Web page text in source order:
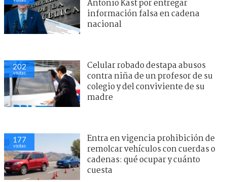
Antonio Kast por entregar
información falsa en cadena
nacional
202
visitas
Celular robado destapa abusos
contra niña de un profesor de su
colegio y del conviviente de su
madre
177
visitas
Entra en vigencia prohibición de
remolcar vehículos con cuerdas o
cadenas: qué ocupar y cuánto
cuesta